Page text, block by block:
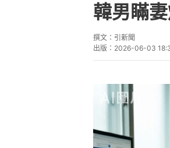
韓男瞞
撰文： 引新聞
出版： 2026-06-03